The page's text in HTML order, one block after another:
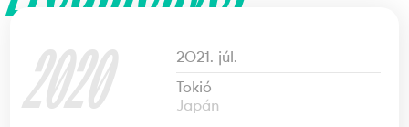
2020
2021. júl.
Tokió
Japán